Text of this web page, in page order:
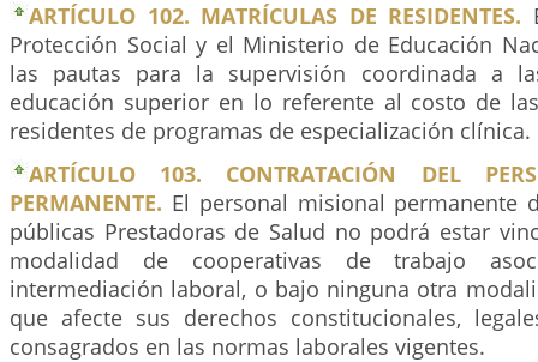
ARTÍCULO 102. MATRÍCULAS DE RESIDENTES.
Protección Social y el Ministerio de Educación
las pautas para la supervisión coordinada a
educación superior en lo referente al costo de
residentes de programas de especialización clínica.
ARTÍCULO 103. CONTRATACIÓN DEL
PERMANENTE. El personal misional permanente
públicas Prestadoras de Salud no podrá estar
modalidad de cooperativas de trabajo
intermediación laboral, o bajo ninguna otra
que afecte sus derechos constitucionales,
consagrados en las normas laborales vigentes.